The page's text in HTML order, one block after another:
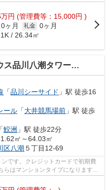
万円 (管理費等：15,000円 )
0ヶ月 礼金 0ヶ月
/ 26.34㎡
品川八潮タワー１号棟
「品川シーサイド 」駅 徒歩16
ール 「大井競馬場前 」駅 徒歩
「鮫洲 」駅 徒歩22分
㎡～64.03㎡
区八潮 ５丁目12-69
です。クレジットカードで初期費
はマンションタイプになります。
...